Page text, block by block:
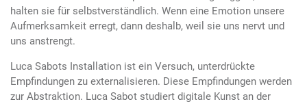
halten sie für selbstverständlich. Wenn eine Emotion unsere
Aufmerksamkeit erregt, dann deshalb, weil sie uns nervt und
uns anstrengt.
Luca Sabots Installation ist ein Versuch, unterdrückte
Empfindungen zu externalisieren. Diese Empfindungen werden
zur Abstraktion. Luca Sabot studiert digitale Kunst an der